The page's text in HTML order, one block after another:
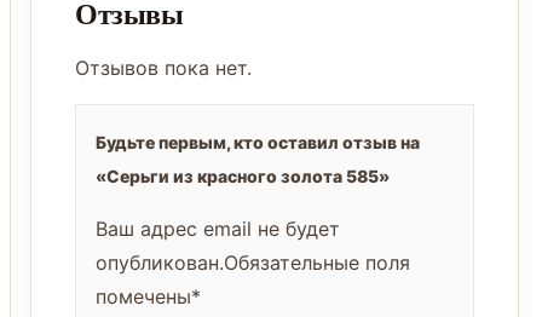
Отзывы
Отзывов пока нет.
Будьте первым, кто оставил отзыв на
«Серьги из красного золота 585»
Ваш адрес email не будет
опубликован.Обязательные поля
помечены*